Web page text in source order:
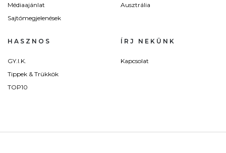
Médiaajánlat
Sajtómegjelenések
Ausztrália
HASZNOS
GY.I.K.
Tippek & Trükkök
TOP10
ÍRJ NEKÜNK
Kapcsolat